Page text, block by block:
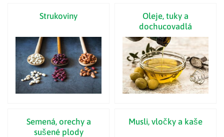
Strukoviny
Oleje, tuky a
dochucovadlá
Semená, orechy a
sušené plody
Musli, vločky a kaše